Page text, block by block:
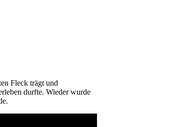
Fleck trägt und
durfte. Wieder wurde